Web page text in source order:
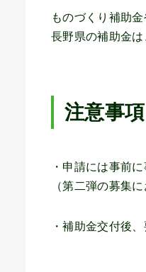
ものづくり補助
長野県の補助金
注意事項
・申請には事前
（第二弾の募集
・補助金交付後